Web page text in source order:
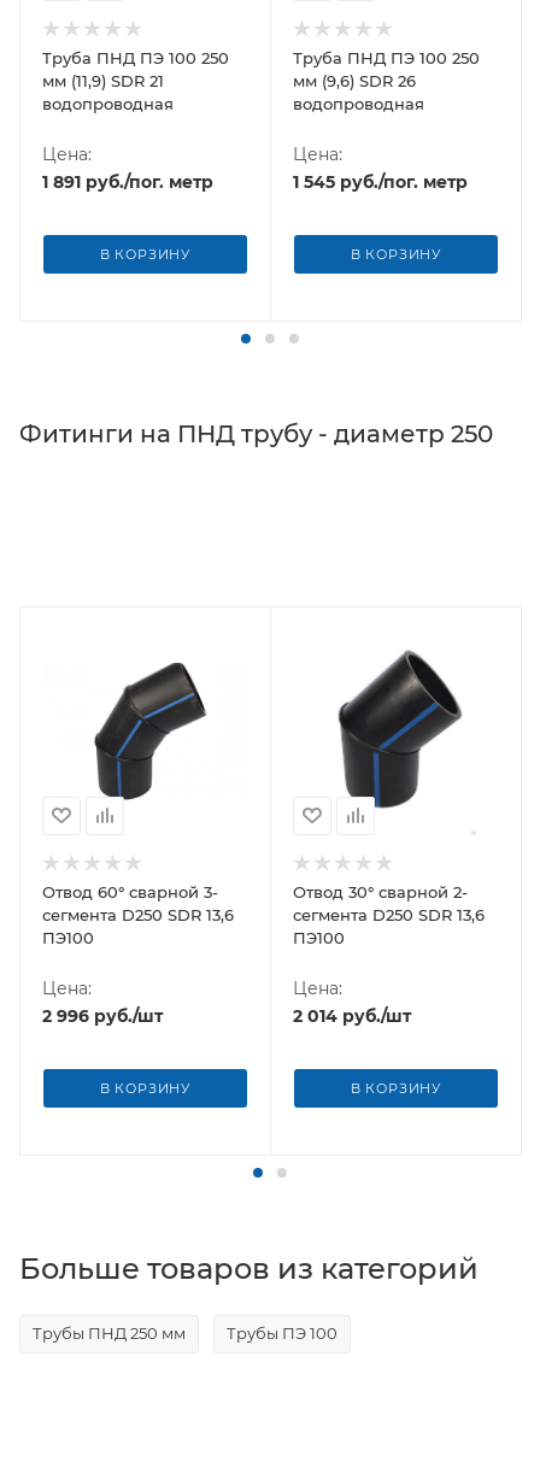
Труба ПНД ПЭ 100 250
мм (11,9) SDR 21
водопроводная
Цена:
1 891 руб./пог. метр
В КОРЗИНУ
Труба ПНД ПЭ 100 250
мм (9,6) SDR 26
водопроводная
Цена:
1 545 руб./пог. метр
В КОРЗИНУ
Фитинги на ПНД трубу - диаметр 250
Отвод 60° сварной 3-
сегмента D250 SDR 13,6
ПЭ100
Цена:
2 996 руб./шт
В КОРЗИНУ
Отвод 30° сварной 2-
сегмента D250 SDR 13,6
ПЭ100
Цена:
2 014 руб./шт
В КОРЗИНУ
Больше товаров из категорий
Трубы ПНД 250 мм Трубы ПЭ 100